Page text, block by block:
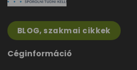
BLOG, szakmai cikkek
Céginformáció